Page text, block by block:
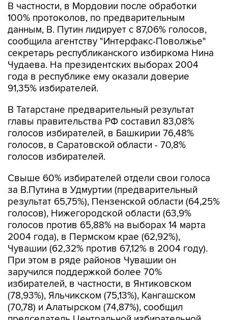
В частности, в Мордовии после обработки
100% протоколов, по предварительным
данным, В. Путин лидирует с 87,06% голосов,
сообщила агентству "Интерфакс-Поволжье"
секретарь республиканского избиркома Нина
Чудаева. На президентских выборах 2004
года в республике ему оказали доверие
91,35% избирателей.
В Татарстане предварительный результат
главы правительства РФ составил 83,08%
голосов избирателей, в Башкирии 76,48%
голосов, в Саратовской области - 70,8%
голосов избирателей.
Свыше 60% избирателей отдели свои голоса
за В.Путина в Удмуртии (предварительный
результат 65,75%), Пензенской области (64,25%
голосов), Нижегородской области (63,9%
голосов против 65,88% на выборах 14 марта
2004 года), в Пермском крае (62,92%),
Чувашии (62,32% против 67,12% в 2004 году).
При этом в ряде районов Чувашии он
заручился поддержкой более 70%
избирателей, в частности, в Янтиковском
(78,93%), Яльчикском (75,13%), Кангашском
(70,78) и Алатырском (74,87%), сообщил